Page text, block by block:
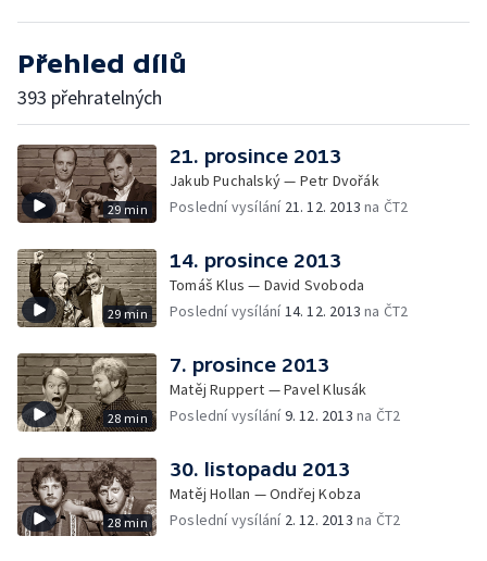
Přehled dílů
393 přehratelných
29 min
21. prosince 2013
Jakub Puchalský — Petr Dvořák
Poslední vysílání 21. 12. 2013 na ČT2
29 min
14. prosince 2013
Tomáš Klus — David Svoboda
Poslední vysílání14. 12. 2013 na ČT2
28 min
7. prosince 2013
Matěj Ruppert — Pavel Klusák
Poslední vysílání9. 12. 2013 na ČT2
28 min
30. listopadu 2013
Matěj Hollan — Ondřej Kobza
Poslední vysílání 2. 12. 2013 na ČT2